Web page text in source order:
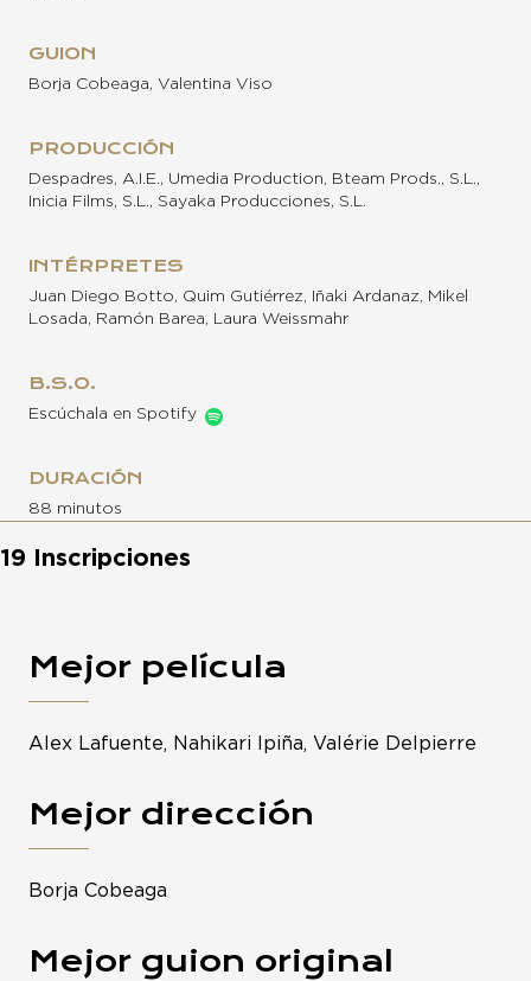
GUION
Borja Cobeaga, Valentina Viso
PRODUCCIÓN
Despadres, A.I.E., Umedia Production, Bteam Prods., S.L.,
Inicia Films, S.L., Sayaka Producciones, S.L.
INTÉRPRETES
Juan Diego Botto, Quim Gutiérrez, Iñaki Ardanaz, Mikel
Losada, Ramón Barea, Laura Weissmahr
B.S.O.
Escúchala en Spotify
DURACIÓN
88 minutos
19 Inscripciones
Mejor película
Alex Lafuente, Nahikari Ipiña, Valérie Delpierre
Mejor dirección
Borja Cobeaga
Mejor guion original